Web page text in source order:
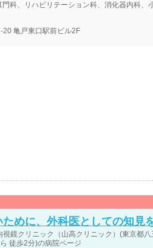
科、リハビリテーション科、消化器内科、
亀戸東口駅前ビル2F
めに、外科医としての知見
鏡クリニック（山高クリニック）(東京都
徒歩2分)の病院ページ